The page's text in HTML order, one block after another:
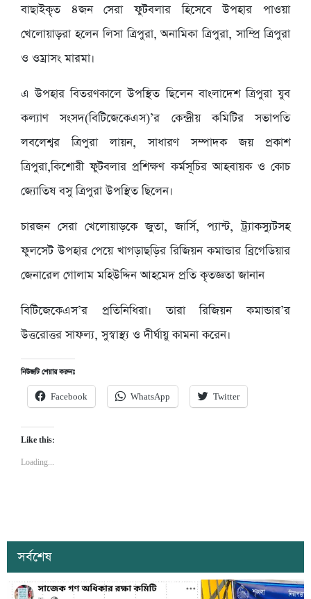
বাছাইকৃত ৪জন সেরা ফুটবলার হিসেবে উপহার পাওয়া
খেলোয়াড়রা হলেন লিসা ত্রিপুরা, অনামিকা ত্রিপুরা, সাম্প্রি ত্রিপুরা
ও ওম্রাসং মারমা।
এ উপহার বিতরণকালে উপস্থিত ছিলেন বাংলাদেশ ত্রিপুরা যুব
কল্যাণ সংসদ(বিটিজেকেএস)’র কেন্দ্রীয় কমিটির সভাপতি
লবলেশ্বর ত্রিপুরা লায়ন, সাধারণ সম্পাদক জয় প্রকাশ
ত্রিপুরা,কিশোরী ফুটবলার প্রশিক্ষণ কর্মসূচির আহবায়ক ও কোচ
জ্যোতিষ বসু ত্রিপুরা উপস্থিত ছিলেন।
চারজন সেরা খেলোয়াড়কে জুতা, জার্সি, প্যান্ট, ট্র্যাকস্যুটসহ
ফুলসেট উপহার পেয়ে খাগড়াছড়ির রিজিয়ন কমান্ডার ব্রিগেডিয়ার
জেনারেল গোলাম মহিউদ্দিন আহমেদ প্রতি কৃতজ্ঞতা জানান
বিটিজেকেএস’র প্রতিনিধিরা। তারা রিজিয়ন কমান্ডার’র
উত্তরোত্তর সাফল্য, সুস্বাস্থ্য ও দীর্ঘায়ু কামনা করেন।
নিউজটি শেয়ার করুনঃ
Facebook WhatsApp Twitter
Like this:
Loading...
সর্বশেষ